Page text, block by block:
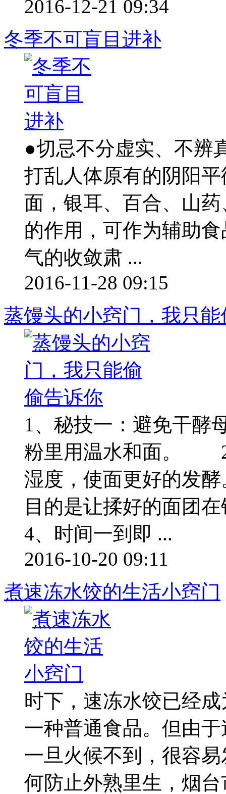
2016-12-21 09:34
冬季不可盲目进补
●切忌不分虚实、不辨
打乱人体原有的阴阳
面，银耳、百合、山
的作用，可作为辅助
气的收敛肃 ...
2016-11-28 09:15
蒸馒头的小窍门，我只
1、秘技一：避免干酵
粉里用温水和面。 2
湿度，使面更好的发
目的是让揉好的面
4、时间一到即 ...
2016-10-20 09:11
煮速冻水饺的生活小窍门
时下，速冻水饺已经
一种普通食品。但由
一旦火候不到，很容
何防止外熟里生，烟